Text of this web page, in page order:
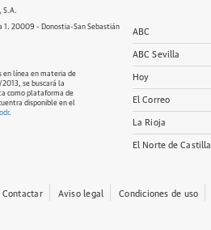
S.A.
1. 20009 - Donostia-San Sebastián
en línea en materia de
se buscará la
como plataforma de
disponible en el
.
ABC
ABC Sevilla
Hoy
El Correo
La Rioja
El Norte de Castilla
Contactar Aviso legal Condiciones de uso